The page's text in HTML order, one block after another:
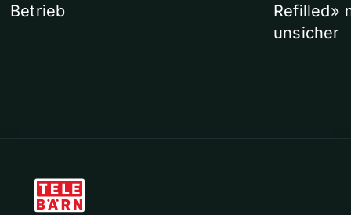
Betrieb
Refilled»
unsicher